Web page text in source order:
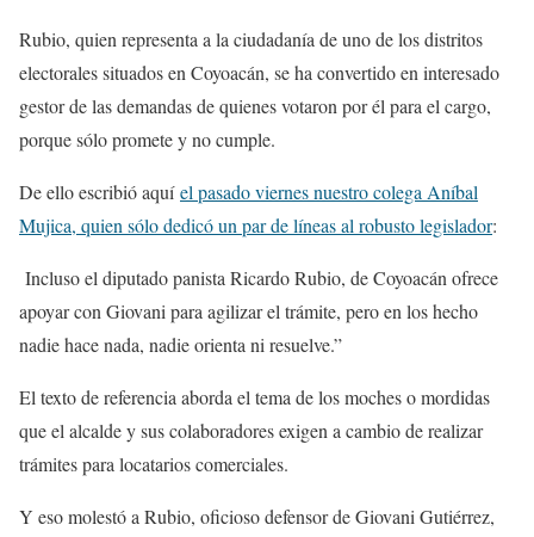
Rubio, quien representa a la ciudadanía de uno de los distritos
electorales situados en Coyoacán, se ha convertido en interesado
gestor de las demandas de quienes votaron por él para el cargo,
porque sólo promete y no cumple.
De ello escribió aquíel pasado viernes nuestro colega Aníbal
Mujica, quien sólo dedicó un par de líneas al robusto legislador:
Incluso el diputado panista Ricardo Rubio, de Coyoacán ofrece
apoyar con Giovani para agilizar el trámite, pero en los hecho
nadie hace nada, nadie orienta ni resuelve.”
El texto de referencia aborda el tema de los moches o mordidas
que el alcalde y sus colaboradores exigen a cambio de realizar
trámites para locatarios comerciales.
Y eso molestó a Rubio, oficioso defensor de Giovani Gutiérrez,